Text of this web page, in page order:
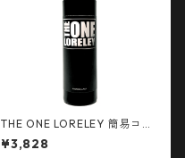
THE ONE LORELEY 簡易コー
ティング剤 500ml
¥3,828